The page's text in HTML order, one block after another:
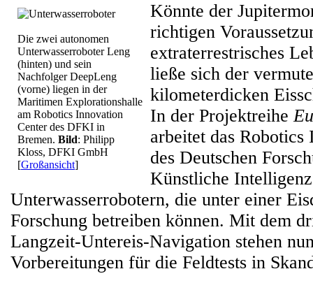
Die zwei autonomen
Unterwasserroboter Leng
(hinten) und sein
Nachfolger DeepLeng
(vorne) liegen in der
Maritimen Explorationshalle
am Robotics Innovation
Center des DFKI in
Bremen. Bild: Philipp
Kloss, DFKI GmbH
[Großansicht]
Könnte der
richtigen
extraterrestrisches
ließe sich der
kilometerdicken
In der Projektreihe
arbeitet das
des Deutschen
Künstliche
Unterwasserrobotern, die unter einer
Forschung betreiben können. Mit dem
Langzeit-Untereis-Navigation stehen
Vorbereitungen für die Feldtests in